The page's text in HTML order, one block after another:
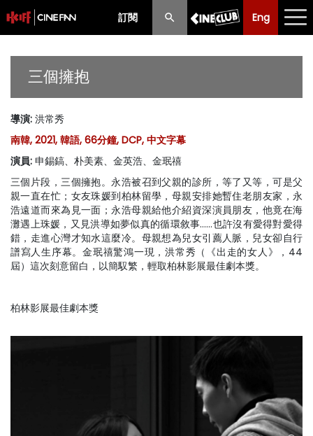
訂閱 Eng
Eng 中文
節目
購票須知
優惠計劃
前期節目
三個擁抱
導演: 洪常秀
南韓, 2021, 韓語, 66分鐘, DCP, 中文字幕
演員: 申錫鎬、朴美素、金英浩、金珉禧
三個片段，三個擁抱。永浩被召到父親的診所，等了又等，可是父
親一直在忙；女友珠媛到柏林留學，母親安排她暫住老朋友家，永
浩遠道而來為見一面；永浩母親給他介紹資深演員朋友，他竟在海
灘遇上珠媛，又見洪導如夢似真的循環敘事……也許沒有愛得對愛得
錯，走進心灣才知水這麼冷。母親想為兒女引薦人脈，兒女卻自行
譜寫人生序幕。金珉禧驚鴻一現，洪常秀（《出走的女人》，44
屆）這次刻意留白，以簡馭繁，輕取柏林影展最佳劇本獎。
柏林影展最佳劇本獎